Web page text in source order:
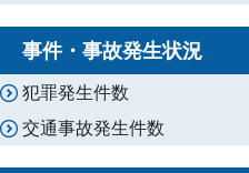
事件・事故発生状況
犯罪発生件数
交通事故発生件数